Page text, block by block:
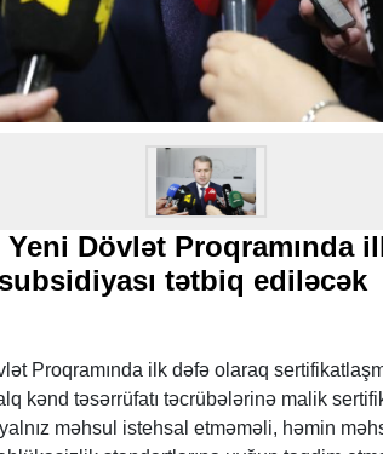
Dövlət Proqramında
tətbiq ediləcək
Proqramında ilk dəfə olaraq
kənd təsərrüfatı təcrübələrinə malik
məhsul istehsal etməməli, həmin